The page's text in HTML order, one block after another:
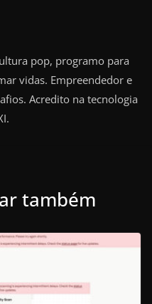
pop, programo para
vidas. Empreendedor e
Acredito na tecnologia
também